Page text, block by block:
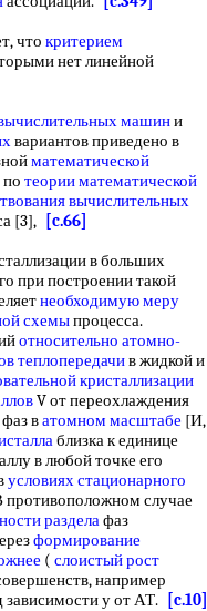
что критерием
нет линейной
машини
вариантов приведено в
математической
по теории математической
вычислительных
[3],
[c.66]
в больших
при построении такой
необходимую меру
схемыпроцесса.
относительно атомно-
теплопередачив жидкой и
кристаллизации
V от переохлаждения
ватомном масштабе [И,
близка к единице
в любой точке его
условиях стационарного
противоположном случае
разделафаз
формирование
( слоистый рост
например
зависимости у от АТ.
[c.10]